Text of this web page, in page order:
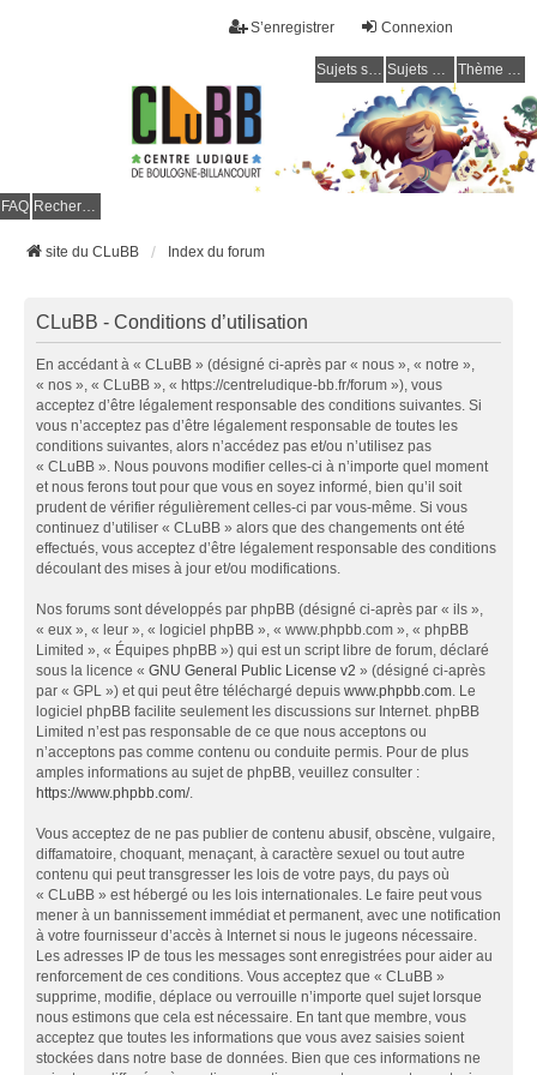
Connexion
S’enregistrer
Sujets sans réponse Sujets actifs Thème clair / foncé
FAQ Rechercher
site du CLuBB Index du forum
CLuBB - Conditions d’utilisation
En accédant à « CLuBB » (désigné ci-après par « nous », « notre »,
« nos », « CLuBB », « https://centreludique-bb.fr/forum »), vous
acceptez d’être légalement responsable des conditions suivantes. Si
vous n’acceptez pas d’être légalement responsable de toutes les
conditions suivantes, alors n’accédez pas et/ou n’utilisez pas
« CLuBB ». Nous pouvons modifier celles-ci à n’importe quel moment
et nous ferons tout pour que vous en soyez informé, bien qu’il soit
prudent de vérifier régulièrement celles-ci par vous-même. Si vous
continuez d’utiliser « CLuBB » alors que des changements ont été
effectués, vous acceptez d’être légalement responsable des conditions
découlant des mises à jour et/ou modifications.
Nos forums sont développés par phpBB (désigné ci-après par « ils »,
« eux », « leur », « logiciel phpBB », « www.phpbb.com », « phpBB
Limited », « Équipes phpBB ») qui est un script libre de forum, déclaré
sous la licence « GNU General Public License v2 » (désigné ci-après
par « GPL ») et qui peut être téléchargé depuis www.phpbb.com. Le
logiciel phpBB facilite seulement les discussions sur Internet. phpBB
Limited n’est pas responsable de ce que nous acceptons ou
n’acceptons pas comme contenu ou conduite permis. Pour de plus
amples informations au sujet de phpBB, veuillez consulter :
https://www.phpbb.com/.
Vous acceptez de ne pas publier de contenu abusif, obscène, vulgaire,
diffamatoire, choquant, menaçant, à caractère sexuel ou tout autre
contenu qui peut transgresser les lois de votre pays, du pays où
« CLuBB » est hébergé ou les lois internationales. Le faire peut vous
mener à un bannissement immédiat et permanent, avec une notification
à votre fournisseur d’accès à Internet si nous le jugeons nécessaire.
Les adresses IP de tous les messages sont enregistrées pour aider au
renforcement de ces conditions. Vous acceptez que « CLuBB »
supprime, modifie, déplace ou verrouille n’importe quel sujet lorsque
nous estimons que cela est nécessaire. En tant que membre, vous
acceptez que toutes les informations que vous avez saisies soient
stockées dans notre base de données. Bien que ces informations ne